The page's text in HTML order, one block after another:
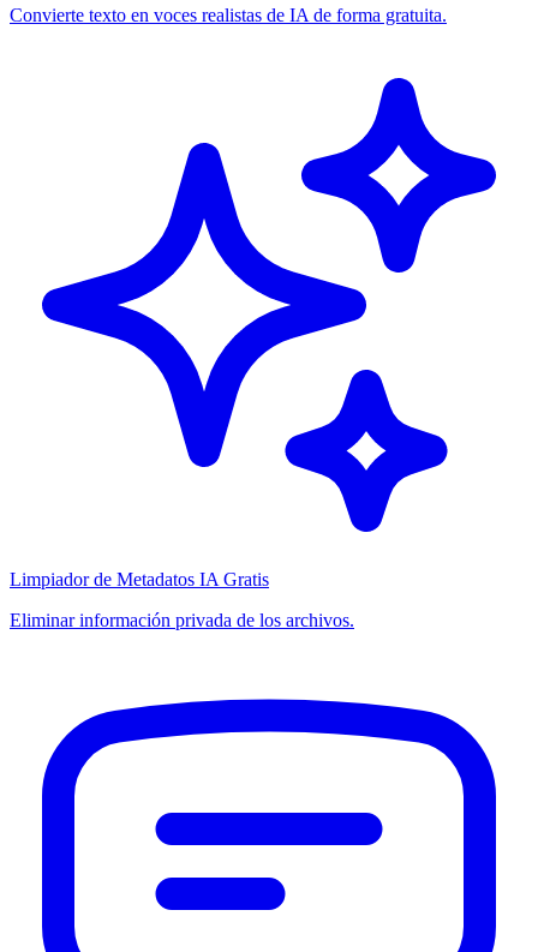
Convierte texto en voces realistas de IA de forma gratuita.
Limpiador de Metadatos IA Gratis
Eliminar información privada de los archivos.